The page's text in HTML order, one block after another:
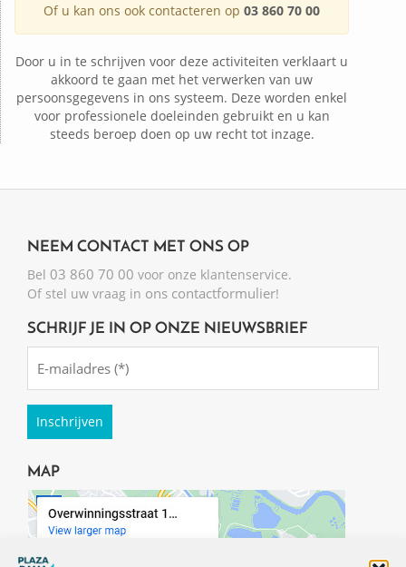
Of u kan ons ook contacteren op 03 860 70 00
Door u in te schrijven voor deze activiteiten verklaart u
akkoord te gaan met het verwerken van uw
persoonsgegevens in ons systeem. Deze worden enkel
voor professionele doeleinden gebruikt en u kan
steeds beroep doen op uw recht tot inzage.
NEEM CONTACT MET ONS OP
Bel 03 860 70 00 voor onze klantenservice.
Of stel uw vraag in ons contactformulier!
SCHRIJF JE IN OP ONZE NIEUWSBRIEF
(Required)
MAP